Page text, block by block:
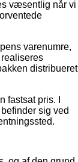
væsentlig når vi
varenumre,
distribueret
pris. I
sig ved